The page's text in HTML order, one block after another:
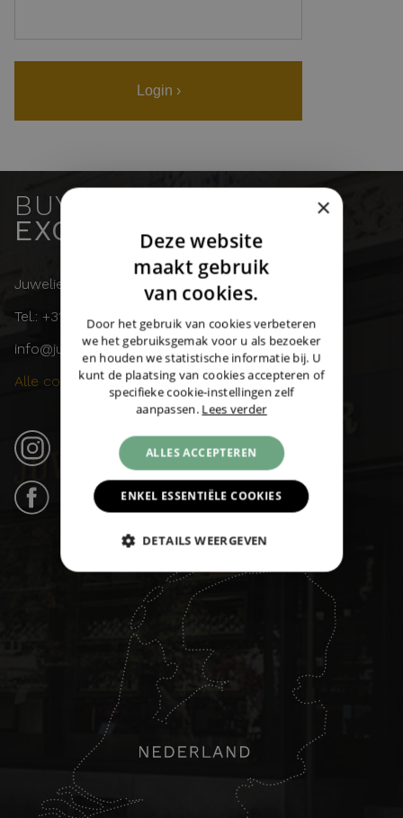
Login ›
BUY & SELL
EXCLUSIVE WATCHES
Juwelier Burger
Tel.: +31 (0)43 358 11 55
info@juwelierburger.com
Alle contactgegevens ›
Instagram (21k volgers) ›
Facebook (31k likes) ›
GERMAN
×
Deze website
maakt gebruik
van cookies.
Door het gebruik van cookies verbeteren
we het gebruiksgemak voor u als bezoeker
en houden we statistische informatie bij. U
kunt de plaatsing van cookies accepteren of
specifieke cookie-instellingen zelf
aanpassen. Lees verder
ALLES ACCEPTEREN
ENKEL ESSENTIËLE COOKIES
DETAILS WEERGEVEN